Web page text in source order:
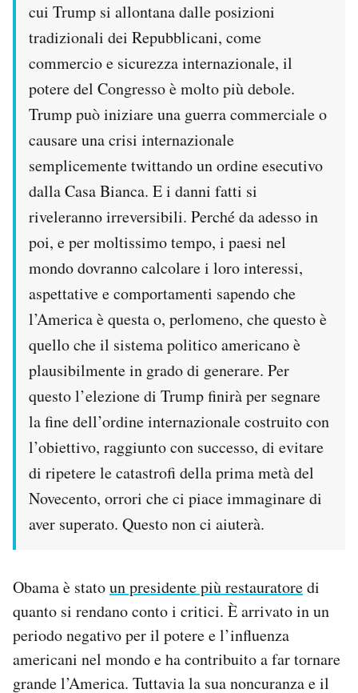
cui Trump si allontana dalle posizioni
tradizionali dei Repubblicani, come
commercio e sicurezza internazionale, il
potere del Congresso è molto più debole.
Trump può iniziare una guerra commerciale o
causare una crisi internazionale
semplicemente twittando un ordine esecutivo
dalla Casa Bianca. E i danni fatti si
riveleranno irreversibili. Perché da adesso in
poi, e per moltissimo tempo, i paesi nel
mondo dovranno calcolare i loro interessi,
aspettative e comportamenti sapendo che
l’America è questa o, perlomeno, che questo è
quello che il sistema politico americano è
plausibilmente in grado di generare. Per
questo l’elezione di Trump finirà per segnare
la fine dell’ordine internazionale costruito con
l’obiettivo, raggiunto con successo, di evitare
di ripetere le catastrofi della prima metà del
Novecento, orrori che ci piace immaginare di
aver superato. Questo non ci aiuterà.
Obama è statoun presidente più restauratoredi
quanto si rendano conto i critici. È arrivato in un
periodo negativo per il potere e l’influenza
americani nel mondo e ha contribuito a far tornare
grande l’America. Tuttavia la sua noncuranza e il